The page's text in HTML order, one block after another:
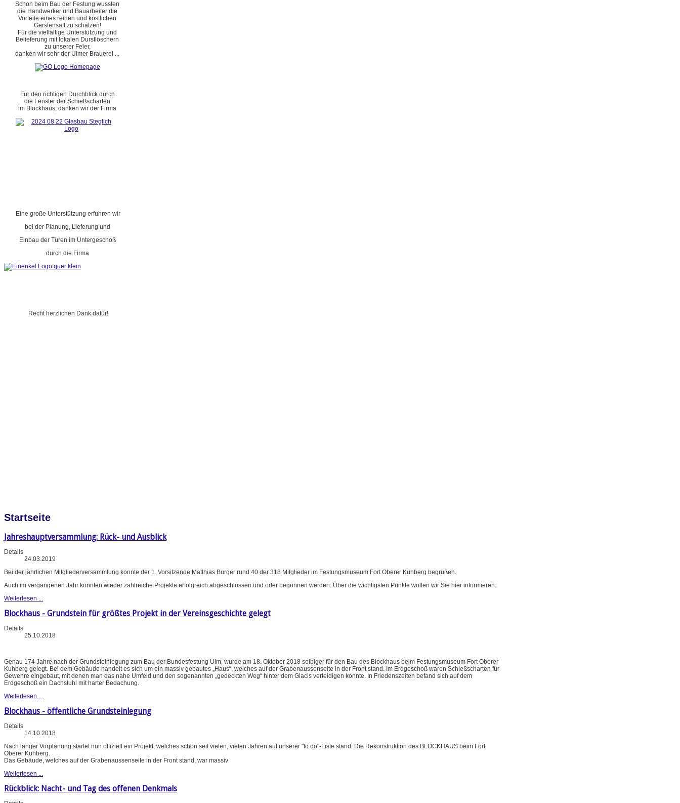
Schon beim Bau der Festung wussten
die Handwerker und Bauarbeiter die
Vorteile eines reinen und köstlichen
Gerstensaft zu schätzen!
Für die vielfältige Unterstützung und
Belieferung mit lokalen Durstlöschern
zu unserer Feier,
danken wir sehr der Ulmer Brauerei ...
Für den richtigen Durchblick durch
die Fenster der Schießscharten
im Blockhaus, danken wir der Firma
Eine große Unterstützung erfuhren wir
bei der Planung, Lieferung und
Einbau der Türen im Untergeschoß
durch die Firma
Recht herzlichen Dank dafür!
Startseite
Jahreshauptversammlung: Rück- und Ausblick
Details
24.03.2019
Bei der jährlichen Mitgliederversammlung konnte der 1. Vorsitzende Matthias Burger rund 40 der 318 Mitglieder im Festungsmuseum Fort Oberer Kuhberg begrüßen.
Auch im vergangenen Jahr konnten wieder zahlreiche Projekte erfolgreich abgeschlossen und oder begonnen werden. Über die wichtigsten Punkte wollen wir Sie hier informieren.
Weiterlesen ...
Blockhaus - Grundstein für größtes Projekt in der Vereinsgeschichte gelegt
Details
25.10.2018
Genau 174 Jahre nach der Grundsteinlegung zum Bau der Bundesfestung Ulm, wurde am 18. Oktober 2018 selbiger für den Bau des Blockhaus beim Festungsmuseum Fort Oberer
Kuhberg gelegt. Bei dem Gebäude handelt es sich um ein massiv gebautes „Haus“, welches auf der Grabenaussenseite in der Front stand. Im Erdgeschoß waren Schießscharten für
Gewehre eingebaut, mit denen man das nahe Umfeld und den sogenannten „gedeckten Weg“ hinter dem Glacis verteidigen konnte. In Friedenszeiten befand sich auf dem
Erdgeschoß ein Dachstuhl mit harter Bedachung.
Weiterlesen ...
Blockhaus - öffentliche Grundsteinlegung
Details
14.10.2018
Nach langer Vorplanung startet nun offiziell ein Projekt, welches schon seit vielen, vielen Jahren auf unserer "to do"-Liste stand: Die Rekonstruktion des BLOCKHAUS beim Fort
Oberer Kuhberg.
Das Gebäude, welches auf der Grabenaussenseite in der Front stand, war massiv
Weiterlesen ...
Rückblick: Nacht- und Tag des offenen Denkmals